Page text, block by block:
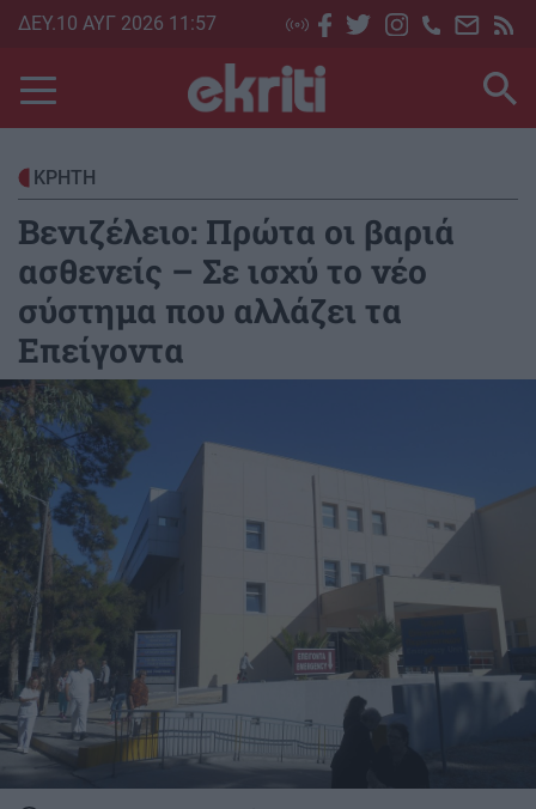
Skip
main
content
ΔΕΥ.10 ΑΥΓ 2026 11:57
ΚΡΗΤΗ
Βενιζέλειο: Πρώτα οι βαριά
ασθενείς – Σε ισχύ το νέο
σύστημα που αλλάζει τα
Επείγοντα